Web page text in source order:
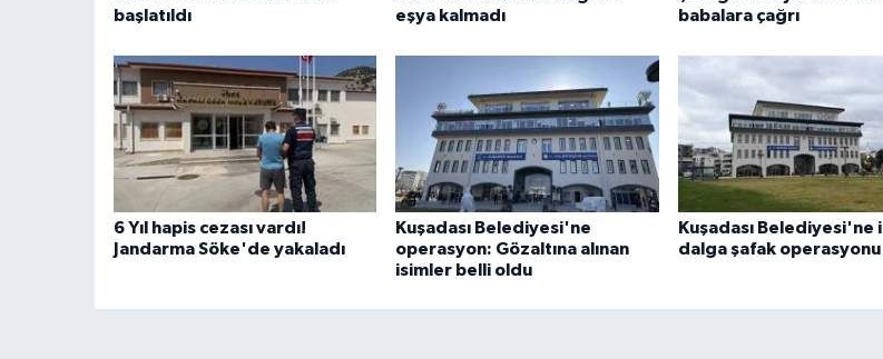
başlatıldı
eşya kalmadı
babalara çağrı
6 Yıl hapis cezası vardı!
Jandarma Söke'de yakaladı
Kuşadası Belediyesi'ne
operasyon: Gözaltına alınan
isimler belli oldu
Kuşadası Belediyesi'ne
dalga şafak operasyonu